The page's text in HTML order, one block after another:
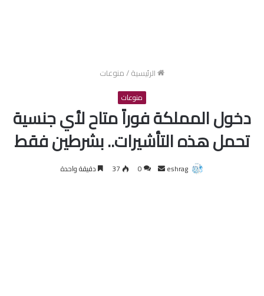
الرئيسية/منوعات
منوعات
دخول المملكة فوراً متاح لأي جنسية
تحمل هذه التأشيرات.. بشرطين فقط
eshrag
أرسل 0
37 دقيقة واحدة